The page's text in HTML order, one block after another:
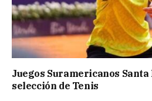
Juegos Suramericanos Santa
selección de Tenis